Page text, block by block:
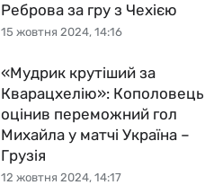
15 жовтня 2024, 14:16
Реброва за гру з Чехією
12 жовтня 2024, 14:17
«Мудрик крутіший за
Кварацхелію»: Кополовець
оцінив переможний гол
Михайла у матчі Україна –
Грузія